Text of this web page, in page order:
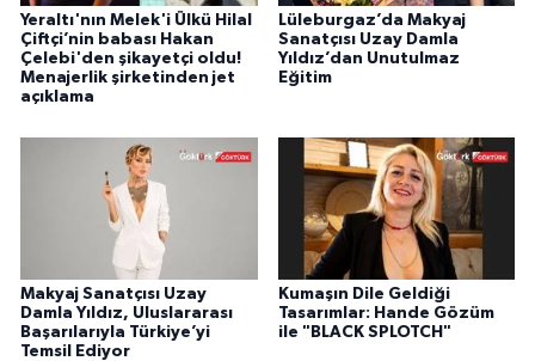
Yeraltı'nın Melek'i Ülkü Hilal
Çiftçi’nin babası Hakan
Çelebi'den şikayetçi oldu!
Menajerlik şirketinden jet
açıklama
Lüleburgaz’da Makyaj
Sanatçısı Uzay Damla
Yıldız’dan Unutulmaz
Eğitim
Makyaj Sanatçısı Uzay
Damla Yıldız, Uluslararası
Başarılarıyla Türkiye’yi
Temsil Ediyor
Kumaşın Dile Geldiği
Tasarımlar: Hande Gözüm
ile "BLACK SPLOTCH"